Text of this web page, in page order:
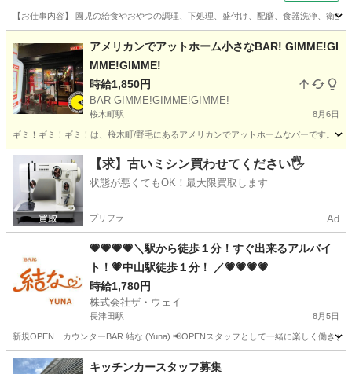
【お仕事内容】 園児の給食やおやつの調理、下処理、盛付け、配膳、食器洗浄、衛
その他
アメリカンでアットホーム小さなBAR! GIMME!GI
MME!GIMME!
時給1,850円
BAR GIMME!GIMME!GIMME!
桜木町駅 8月6日
ギミ！ギミ！ギミ！は、桜木町/野毛にあるアメリカンでアットホームなバーです。
神奈川 横浜市 桜木町駅 バーテンダー BAR
【求】古いミシン買わせてください🖐️
状態が悪くてもOK！最大限買取します
プリフラ Ad
💗💗💗💗＼駅から徒歩１分！すぐ出来るアルバイ
ト！💗中山駅徒歩１分！ ／💗💗💗💗
時給1,780円
株式会社ザ・ウェイ
長津田駅 8月5日
新規OPEN カウンターBAR 結な (Yuna) 📢OPENスタッフとして一緒に楽しく働きま
神奈川 横浜市 長津田駅 その他 スタッフ
キッチンカースタッフ募集